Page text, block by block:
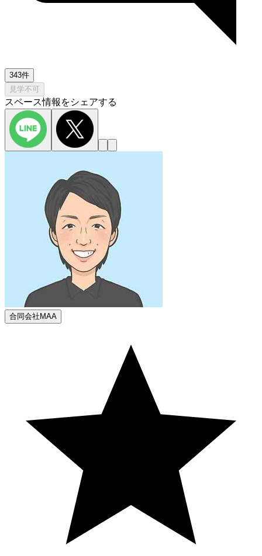
343件
見学不可
スペース情報をシェアする
合同会社MAA